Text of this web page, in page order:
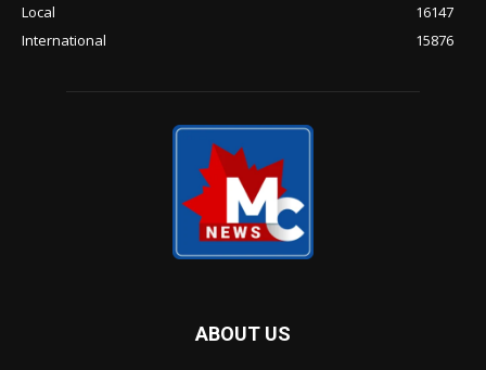
Local
16147
International
15876
ABOUT US